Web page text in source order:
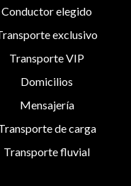
Conductor elegido
exclusivo
Transporte VIP
Domicilios
Mensajería
de carga
Transporte fluvial